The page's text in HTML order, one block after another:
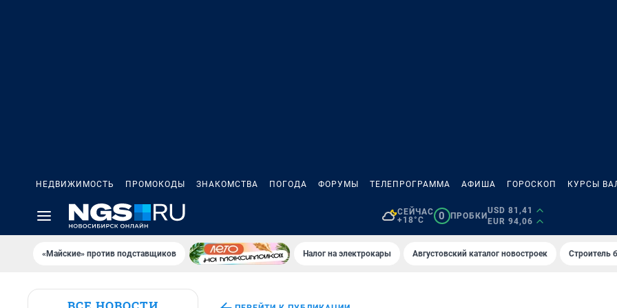
НЕДВИЖИМОСТЬ ПРОМОКОДЫ ЗНАКОМСТВА ПОГОДА ФОРУМЫ ТЕЛЕПРОГРАММА АФИША ГОРОСКОП КУРСЫ
СЕЙЧАС
+18°C
0 ПРОБКИ
USD 81,41
EUR 94,06
«Майские» против подставщиков Налог на электрокары Августовский каталог новостроек Строитель